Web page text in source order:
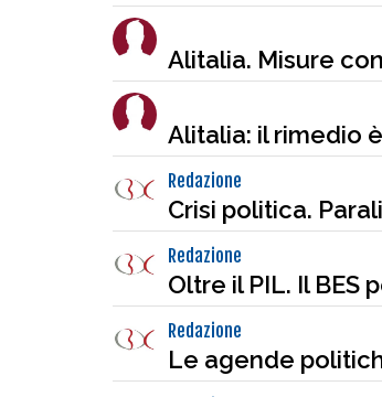
Alitalia. Misure
Alitalia: il rimedio
Redazione
Crisi politica.
Redazione
Oltre il PIL. Il BES
Redazione
Le agende